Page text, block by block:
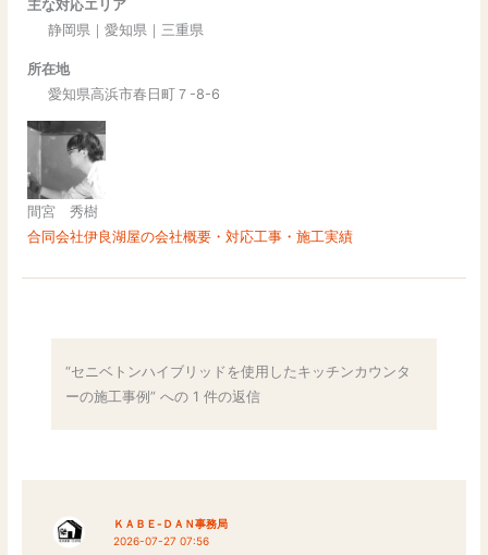
主な対応エリア
静岡県｜愛知県｜三重県
所在地
愛知県高浜市春日町７-8-6
間宮 秀樹
合同会社伊良湖屋の会社概要・対応工事・施工実績
“セニベトンハイブリッドを使用したキッチンカウンタ
ーの施工事例” への 1 件の返信
ＫＡＢＥ-ＤＡＮ事務局
2026-07-27 07:56